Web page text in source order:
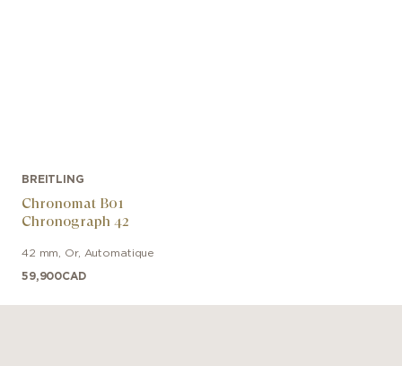
BREITLING
Chronomat B01
Chronograph 42
42 mm Or, Automatique
59,900CAD